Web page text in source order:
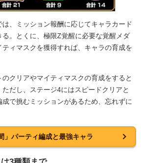
、ミッション報酬に応じてキャラカード
。とくに、極限Z覚醒に必要な覚醒メダ
ィマスクを獲得すれば、キャラの育成を
クリアやマイティマスクの育成をすると
だし、ステージ4にはスピードクリアと
成で挑むミッションがあるため、忘れずに
」パーティ編成と最強キャラ